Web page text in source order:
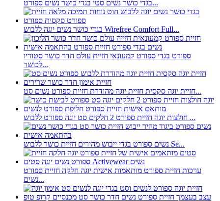
בגדי כושר נשים סטי בגדי כושר נשים ספורט...
בגדי כושר נשים יוגה ללבוש Wirefree Comfort Full...
ספורט בגדי ספורט קמעונאי חזיית עולם חדר כושר סטודיו
לכושר...
חזיית יוגה סקסית חזיית יוגה מהודרת חזיית ספורט נשים סט...
חולצות יוגה חזיית ספורט 2 חלקים סט יוגה ספורט ללבוש ...
נשים ספורט בגדי ייבוש מהירים חזיית כושר ללבוש Se...
ערכות חזיית ספורט מותאמות אישית יוגה חלקה חזיית ספורט
נשים...